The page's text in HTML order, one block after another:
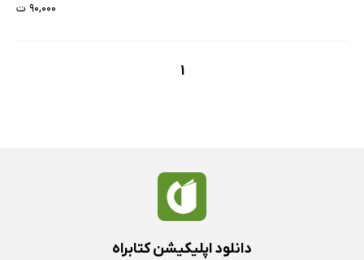
۹۰,۰۰۰ ت
1
دانلود اپلیکیشن کتابراه